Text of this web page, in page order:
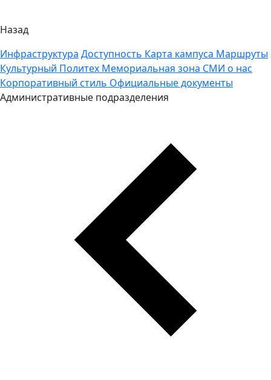
Назад
Инфраструктура Доступность Карта кампуса Маршруты
Культурный Политех Мемориальная зона СМИ о нас
Корпоративный стиль Официальные документы
Административные подразделения